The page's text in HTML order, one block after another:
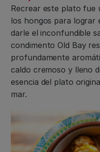
Recrear este plato fue
los hongos para lograr
darle el inconfundible
condimento Old Bay
profundamente
caldo cremoso y lleno
esencia del plato
mar.